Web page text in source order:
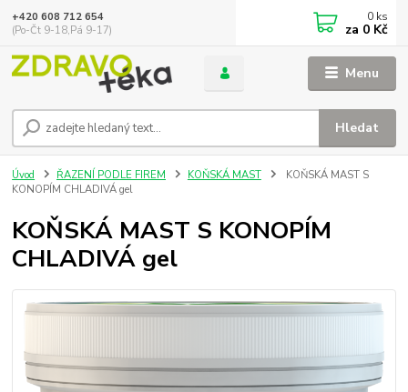
Menu
Hledat
+420 608 712 654
(Po-Čt 9-18,Pá 9-17)
0 ks
za 0 Kč
Úvod ŘAZENÍ PODLE FIREM KOŇSKÁ MAST
KOŇSKÁ MAST S
KONOPÍM CHLADIVÁ gel
KOŇSKÁ MAST S KONOPÍM
CHLADIVÁ gel